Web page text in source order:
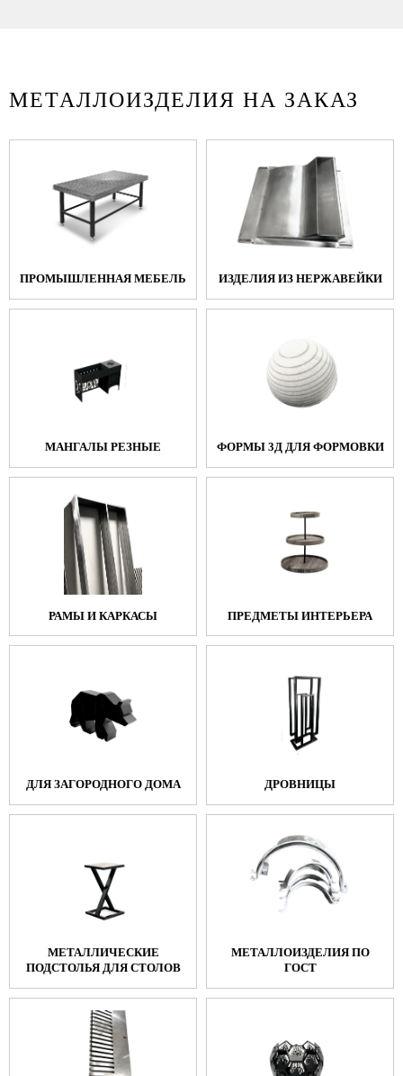
МЕТАЛЛОИЗДЕЛИЯ НА ЗАКАЗ
ПРОМЫШЛЕННАЯ МЕБЕЛЬ ИЗДЕЛИЯ ИЗ НЕРЖАВЕЙКИ
МАНГАЛЫ РЕЗНЫЕ ФОРМЫ 3Д ДЛЯ ФОРМОВКИ
РАМЫ И КАРКАСЫ ПРЕДМЕТЫ ИНТЕРЬЕРА
ДЛЯ ЗАГОРОДНОГО ДОМА ДРОВНИЦЫ
МЕТАЛЛИЧЕСКИЕ
ПОДСТОЛЬЯ ДЛЯ СТОЛОВ
МЕТАЛЛОИЗДЕЛИЯ ПО
ГОСТ